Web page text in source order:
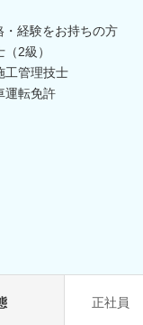
経験をお持ちの方
2級）
工管理技士
運転免許
正社員